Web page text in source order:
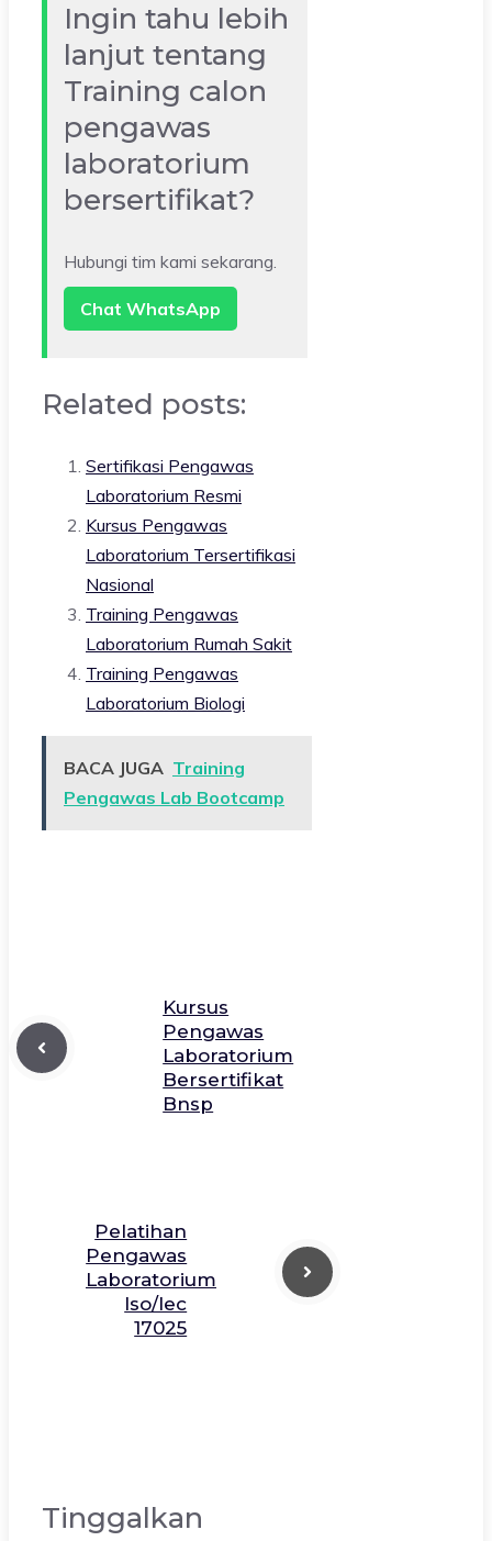
Ingin tahu lebih
lanjut tentang
Training calon
pengawas
laboratorium
bersertifikat?
Hubungi tim kami sekarang.
Chat WhatsApp
Related posts:
Sertifikasi Pengawas
Laboratorium Resmi
Kursus Pengawas
Laboratorium Tersertifikasi
Nasional
Training Pengawas
Laboratorium Rumah Sakit
Training Pengawas
Laboratorium Biologi
BACA JUGA Training
Pengawas Lab Bootcamp
Kursus
Pengawas
Laboratorium
Bersertifikat
Bnsp
Pelatihan
Pengawas
Laboratorium
Iso/Iec
17025
Tinggalkan